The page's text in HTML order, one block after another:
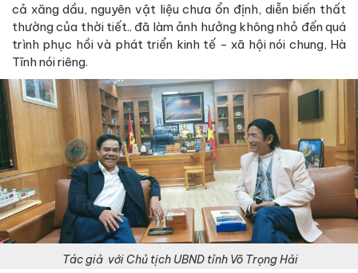
cả xăng dầu, nguyên vật liệu chưa ổn định, diễn biến thất
thường của thời tiết.. đã làm ảnh hưởng không nhỏ đến quá
trình phục hồi và phát triển kinh tế - xã hội nói chung, Hà
Tĩnh nói riêng.
Tác giả với Chủ tịch UBND tỉnh Võ Trọng Hải